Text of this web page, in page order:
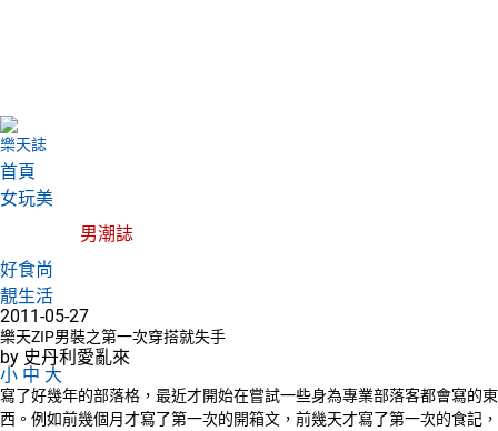
樂天誌
首頁
女玩美
男潮誌
好食尚
靚生活
2011-05-27
樂天ZIP男裝之第一次穿搭就失手
by 史丹利愛亂來
小 中 大
寫了好幾年的部落格，最近才開始在嘗試一些身為專業部落客都會寫的東
西。例如前幾個月才寫了第一次的開箱文，前幾天才寫了第一次的食記，